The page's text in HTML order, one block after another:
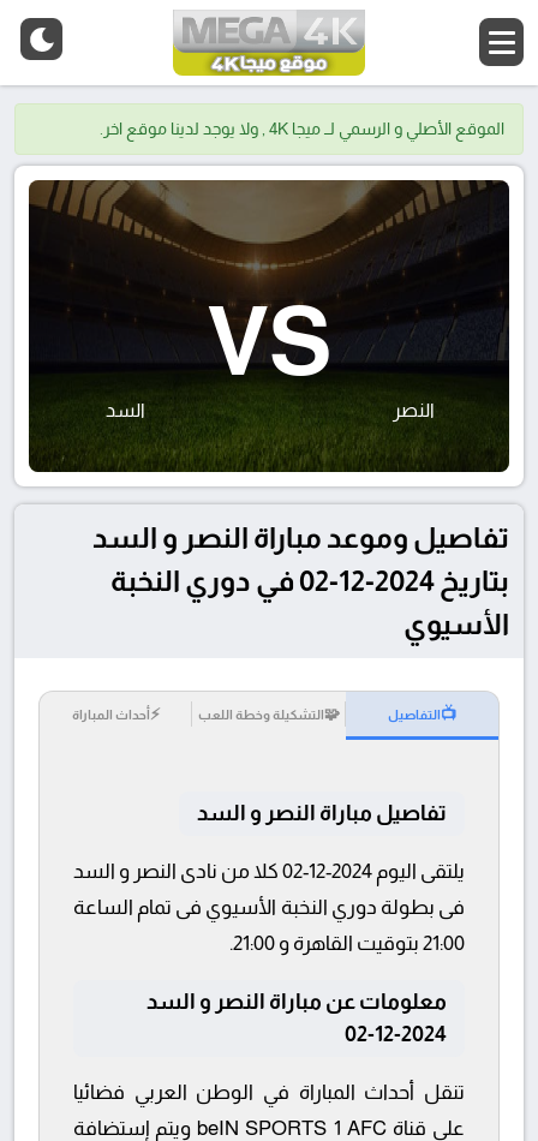
الموقع الأصلي و الرسمي لــ ميجا 4K , ولا يوجد لدينا موقع اخر.
النصر
VS
السد
تفاصيل وموعد مباراة النصر و السد
بتاريخ 2024-12-02 في دوري النخبة
الأسيوي
📺التفاصيل 🧩التشكيلة وخطة اللعب ⚡أحداث المباراة
تفاصيل مباراة النصر و السد
يلتقى اليوم 2024-12-02 كلا من نادى النصر و السد
فى بطولة دوري النخبة الأسيوي فى تمام الساعة
21:00 بتوقيت القاهرة و 21:00.
معلومات عن مباراة النصر و السد
2024-12-02
تنقل أحداث المباراة في الوطن العربي فضائيا
على قناة beIN SPORTS 1 AFC ويتم إستضافة